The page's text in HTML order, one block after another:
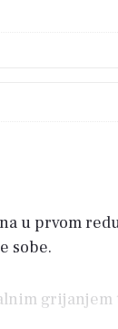
u prvom
sobe.
grijanjem